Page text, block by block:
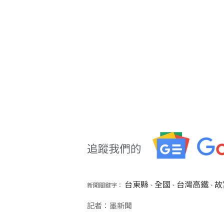
新聞關鍵字： 台東縣、 全國 、 台灣高鐵、 故
記者：墨新聞